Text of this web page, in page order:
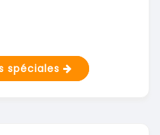
spéciales